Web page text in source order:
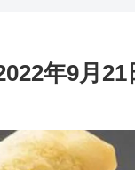
年9月